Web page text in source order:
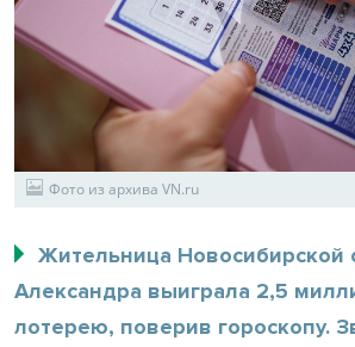
Фото из архива VN.ru
Жительница Новосибирской
Александра выиграла 2,5
лотерею, поверив гороскопу.